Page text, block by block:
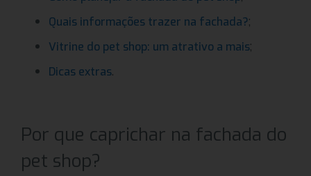
Quais informações trazer na fachada?;
Vitrine do pet shop: um atrativo a mais;
Dicas extras.
Por que caprichar na fachada do
pet shop?